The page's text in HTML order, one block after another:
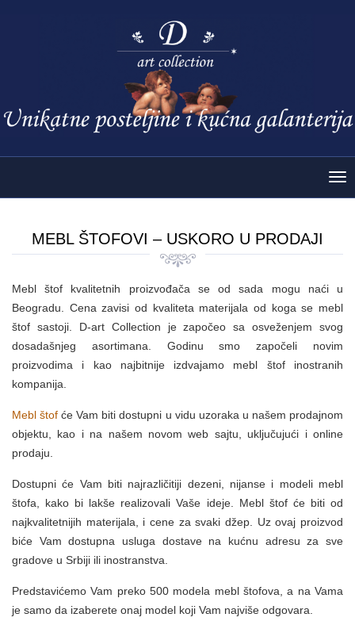
MEBL ŠTOFOVI – USKORO U PRODAJI
Mebl štof kvalitetnih proizvođača se od sada mogu naći u
Beogradu. Cena zavisi od kvaliteta materijala od koga se mebl
štof sastoji. D-art Collection je započeo sa osveženjem svog
dosadašnjeg asortimana. Godinu smo započeli novim
proizvodima i kao najbitnije izdvajamo mebl štof inostranih
kompanija.
Mebl štof će Vam biti dostupni u vidu uzoraka u našem prodajnom
objektu, kao i na našem novom web sajtu, uključujući i online
prodaju.
Dostupni će Vam biti najrazličitiji dezeni, nijanse i modeli mebl
štofa, kako bi lakše realizovali Vaše ideje. Mebl štof će biti od
najkvalitetnijih materijala, i cene za svaki džep. Uz ovaj proizvod
biće Vam dostupna usluga dostave na kućnu adresu za sve
gradove u Srbiji ili inostranstva.
Predstavićemo Vam preko 500 modela mebl štofova, a na Vama
je samo da izaberete onaj model koji Vam najviše odgovara.